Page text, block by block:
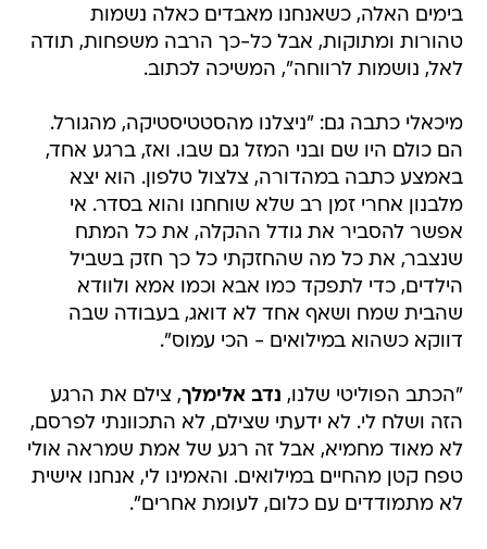
בימים האלה, כשאנחנו מאבדים כאלה נשמות
טהורות ומתוקות, אבל כל-כך הרבה משפחות, תודה
לאל, נושמות לרווחה", המשיכה לכתוב.
מיכאלי כתבה גם: "ניצלנו מהסטטיסטיקה, מהגורל.
הם כולם היו שם ובני המזל גם שבו. ואז, ברגע אחד,
באמצע כתבה במהדורה, צלצול טלפון. הוא יצא
מלבנון אחרי זמן רב שלא שוחחנו והוא בסדר. אי
אפשר להסביר את גודל ההקלה, את כל המתח
שנצבר, את כל מה שהחזקתי כל כך חזק בשביל
הילדים, כדי לתפקד כמו אבא וכמו אמא ולוודא
שהבית שמח ושאף אחד לא דואג, בעבודה שבה
דווקא כשהוא במילואים - הכי עמוס".
"הכתב הפוליטי שלנו, נדב אלימלך, צילם את הרגע
הזה ושלח לי. לא ידעתי שצילם, לא התכוונתי לפרסם,
לא מאוד מחמיא, אבל זה רגע של אמת שמראה אולי
טפח קטן מהחיים במילואים. והאמינו לי, אנחנו אישית
לא מתמודדים עם כלום, לעומת אחרים".